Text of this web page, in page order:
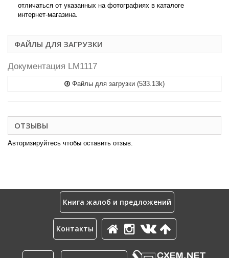
отличаться от указанных на фотографиях в каталоге
интернет-магазина.
ФАЙЛЫ ДЛЯ ЗАГРУЗКИ
Документация LM1117
Файлы для загрузки (533.13k)
ОТЗЫВЫ
Авторизируйтесь чтобы оставить отзыв.
Книга жалоб и предложений
Контакты